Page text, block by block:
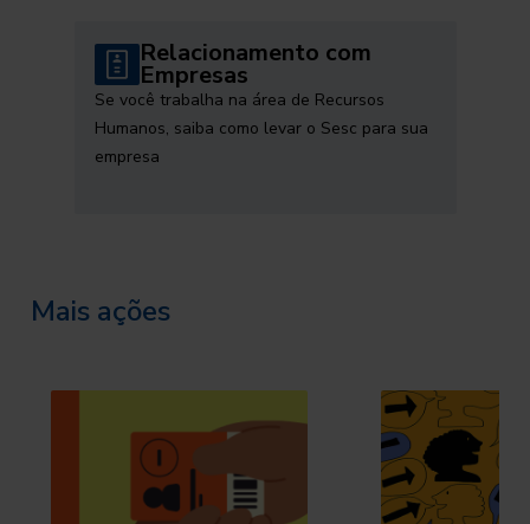
Relacionamento com
Empresas
Se você trabalha na área de Recursos
Humanos, saiba como levar o Sesc para sua
empresa
Mais ações